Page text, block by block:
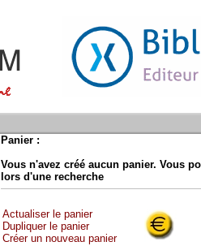
Panier :
Vous n'avez créé aucun panier. Vous
lors d'une recherche
Actualiser le panier
Dupliquer le panier
Créer un nouveau panier